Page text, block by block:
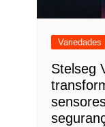
Variedades
Stelseg